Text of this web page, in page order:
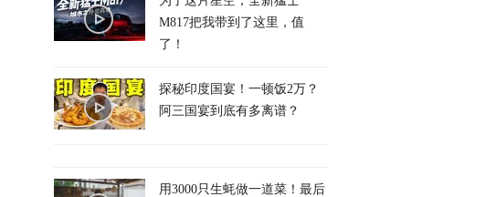
M817把我带到了这里，值
了！
探秘印度国宴！一顿饭2万？
阿三国宴到底有多离谱？
用3000只生蚝做一道菜！最后